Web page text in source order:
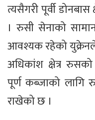
त्यसैगरी पूर्वी
। रुसी सेनाको
आवश्यक रहेको युक्रेनले
अधिकांश क्षेत्र
पूर्ण कब्जाको लागि
राखेको छ ।